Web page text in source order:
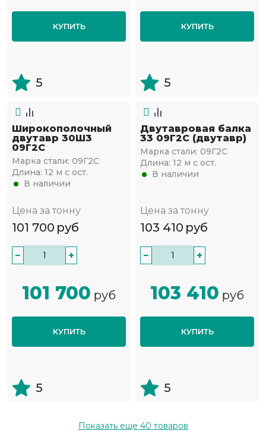
КУПИТЬ
5
КУПИТЬ
5
Широкополочный
двутавр 30Ш3
09Г2С
Марка стали: 09Г2С
Длина: 12 м с ост.
В наличии
Цена за тонну
101 700 руб
− +
101 700 руб
КУПИТЬ
5
Двутавровая балка
33 09Г2С (двутавр)
Марка стали: 09Г2С
Длина: 12 м с ост.
В наличии
Цена за тонну
103 410 руб
− +
103 410 руб
КУПИТЬ
5
Показать еще 40 товаров